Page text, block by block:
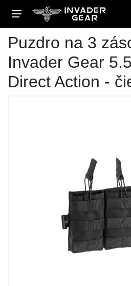
Puzdro na 3
Invader Gear
Direct Action -